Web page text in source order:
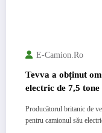
E-Camion.ro
Tevva a obținut
electric de 7,5 tone
Producătorul britanic de
pentru camionul său